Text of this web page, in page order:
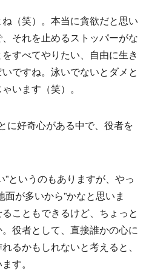
（笑）。本当に貪欲だと思い
それを止めるストッパーがな
すべてやりたい、自由に生き
ですね。泳いでないとダメと
います（笑）。
に好奇心がある中で、役者を
というのもありますが、やっ
が多いから”かなと思いま
こともできるけど、ちょっと
役者として、直接誰かの心に
るかもしれないと考えると、
す。